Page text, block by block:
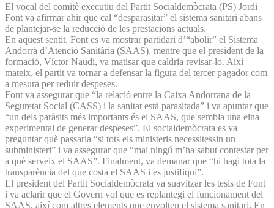
El vocal del comitè executiu del Partit Socialdemòcrata (PS) Jordi
Font va afirmar ahir que cal “desparasitar” el sistema sanitari abans
de plantejar-se la reducció de les prestacions actuals.
En aquest sentit, Font es va mostrar partidari d’“abolir” el Sistema
Andorrà d’Atenció Sanitària (SAAS), mentre que el president de la
formació, Víctor Naudi, va matisar que caldria revisar-lo. Així
mateix, el partit va tornar a defensar la figura del tercer pagador com
a mesura per reduir despeses.
Font va assegurar que “la relació entre la Caixa Andorrana de la
Seguretat Social (CASS) i la sanitat està parasitada” i va apuntar que
“un dels paràsits més importants és el SAAS, que sembla una eina
experimental de generar despeses”. El socialdemòcrata es va
preguntar què passaria “si tots els ministeris necessitessin un
subministeri” i va assegurar que “mai ningú m’ha sabut contestar per
a què serveix el SAAS”. Finalment, va demanar que “hi hagi tota la
transparència del que costa el SAAS i es justifiqui”.
El president del Partit Socialdemòcrata va suavitzar les tesis de Font
i va aclarir que el Govern vol que es replantegi el funcionament del
SAAS, així com altres elements que envolten el sistema sanitari. En